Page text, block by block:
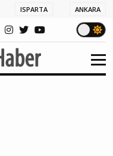
ISPARTA ANKARA